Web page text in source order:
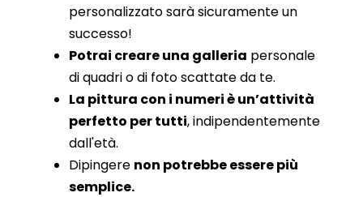
personalizzato sarà sicuramente un
successo!
Potrai creare una galleria personale
di quadri o di foto scattate da te.
La pittura con i numeri è un’attività
perfetto per tutti, indipendentemente
dall'età.
Dipingere non potrebbe essere più
semplice.